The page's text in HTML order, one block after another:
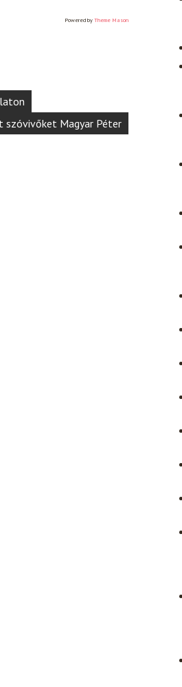
Powered by Theme Mason
Magyar Péter